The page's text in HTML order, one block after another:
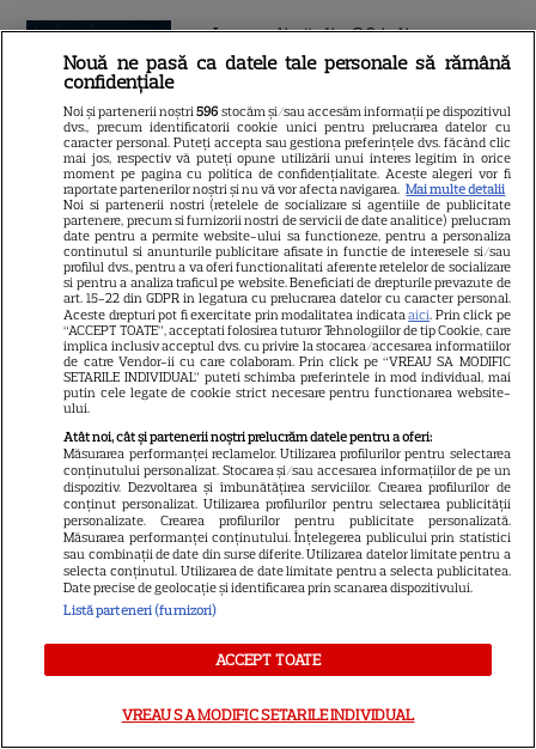
Luna plină din 29 iulie
deschide un nou capitol. Este
momentul astral care îți poate
schimba direcția vieții
Ploaia de meteori Delta
Aquaride 2026: când o poți
vedea cel mai bine
Câte calorii are pepenele roșu
– beneficii și contraindicații
ALTE ARTICOLE
INTERESANTE
Nouă ne pasă ca datele tale personale să rămână
confidențiale
Noi și partenerii noștri596 stocăm și/sau accesăm informații pe dispozitivul
dvs., precum identificatorii cookie unici pentru prelucrarea datelor cu
caracter personal. Puteți accepta sau gestiona preferințele dvs. făcând clic
mai jos, respectiv vă puteți opune utilizării unui interes legitim în orice
moment pe pagina cu politica de confidențialitate. Aceste alegeri vor fi
raportate partenerilor noștri și nu vă vor afecta navigarea. Mai multe detalii
Noi si partenerii nostri (retelele de socializare si agentiile de publicitate
partenere, precum si furnizorii nostri de servicii de date analitice) prelucram
date pentru a permite website-ului sa functioneze, pentru a personaliza
continutul si anunturile publicitare afisate in functie de interesele si/sau
profilul dvs., pentru a va oferi functionalitati aferente retelelor de socializare
si pentru a analiza traficul pe website. Beneficiati de drepturile prevazute de
art. 15-22 din GDPR in legatura cu prelucrarea datelor cu caracter personal.
Aceste drepturi pot fi exercitate prin modalitatea indicataaici. Prin click pe
“ACCEPT TOATE”, acceptati folosirea tuturor Tehnologiilor de tip Cookie, care
implica inclusiv acceptul dvs. cu privire la stocarea/accesarea informatiilor
de catre Vendor-ii cu care colaboram. Prin click pe “VREAU SA MODIFIC
SETARILE INDIVIDUAL” puteti schimba preferintele in mod individual, mai
putin cele legate de cookie strict necesare pentru functionarea website-
ului.
Atât noi, cât și partenerii noștri prelucrăm datele pentru a oferi:
Măsurarea performanței reclamelor. Utilizarea profilurilor pentru selectarea
conținutului personalizat. Stocarea și/sau accesarea informațiilor de pe un
dispozitiv. Dezvoltarea și îmbunătățirea serviciilor. Crearea profilurilor de
conținut personalizat. Utilizarea profilurilor pentru selectarea publicității
personalizate. Crearea profilurilor pentru publicitate personalizată.
Măsurarea performanței conținutului. Înțelegerea publicului prin statistici
sau combinații de date din surse diferite. Utilizarea datelor limitate pentru a
selecta conținutul. Utilizarea de date limitate pentru a selecta publicitatea.
Date precise de geolocație și identificarea prin scanarea dispozitivului.
Listă parteneri (furnizori)
ACCEPT TOATE
VREAU SA MODIFIC SETARILE INDIVIDUAL